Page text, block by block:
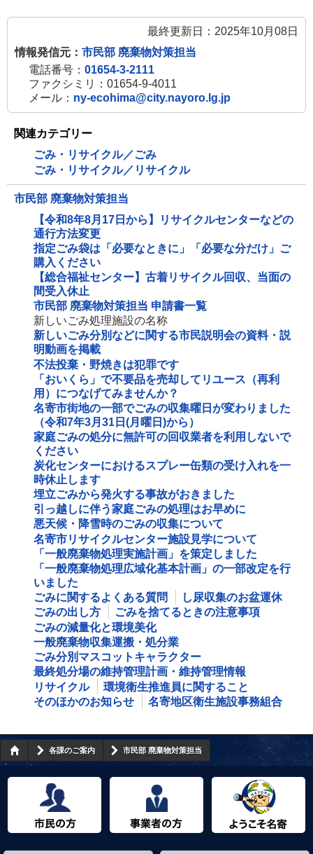
最終更新日：2025年10月08日
情報発信元： 市民部 廃棄物対策担当
電話番号： 01654-3-2111
ファクシミリ：01654-9-4011
メール： ny-ecohima@city.nayoro.lg.jp
関連カテゴリー
ごみ・リサイクル／ごみ
ごみ・リサイクル／リサイクル
市民部 廃棄物対策担当
【令和8年8月17日から】リサイクルセンターなどの
通行方法変更
指定ごみ袋は「必要なときに」「必要な分だけ」ご
購入ください
【総合福祉センター】古着リサイクル回収、当面の
間受入休止
市民部 廃棄物対策担当 申請書一覧
新しいごみ処理施設の名称
新しいごみ分別などに関する市民説明会の資料・説
明動画を掲載
不法投棄・野焼きは犯罪です
「おいくら」で不要品を売却してリユース（再利
用）につなげてみませんか？
名寄市街地の一部でごみの収集曜日が変わりました
（令和7年3月31日(月曜日)から）
家庭ごみの処分に無許可の回収業者を利用しないで
ください
炭化センターにおけるスプレー缶類の受け入れを一
時休止します
埋立ごみから発火する事故がおきました
引っ越しに伴う家庭ごみの処理はお早めに
悪天候・降雪時のごみの収集について
名寄市リサイクルセンター施設見学について
「一般廃棄物処理実施計画」を策定しました
「一般廃棄物処理広域化基本計画」の一部改定を行
いました
ごみに関するよくある質問
し尿収集のお盆運休
ごみの出し方
ごみを捨てるときの注意事項
ごみの減量化と環境美化
一般廃棄物収集運搬・処分業
ごみ分別マスコットキャラクター
最終処分場の維持管理計画・維持管理情報
リサイクル
環境衛生推進員に関すること
そのほかのお知らせ
名寄地区衛生施設事務組合
各課のご案内 市民部 廃棄物対策担当